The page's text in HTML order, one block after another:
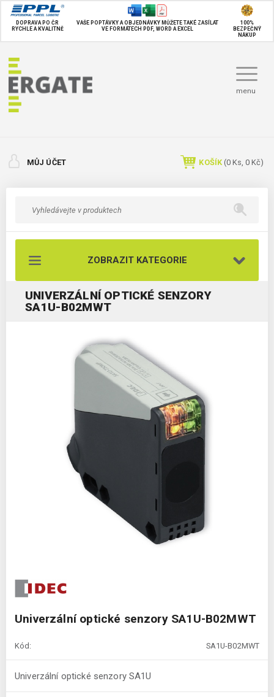
DOPRAVA PO ČR
RYCHLE A KVALITNĚ
VAŠE POPTÁVKY A OBJEDNÁVKY MŮŽETE TAKÉ ZASÍLAT
VE FORMÁTECH PDF, WORD A EXCEL
100%
BEZPEČNÝ
NÁKUP
menu
MŮJ ÚČET KOŠÍK (0 Ks, 0 Kč)
ZOBRAZIT KATEGORIE
UNIVERZÁLNÍ OPTICKÉ SENZORY
SA1U-B02MWT
Univerzální optické senzory SA1U-B02MWT
Kód: SA1U-B02MWT
Univerzální optické senzory SA1U